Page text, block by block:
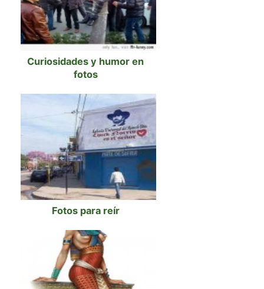
Curiosidades y humor en
fotos
Fotos para reír